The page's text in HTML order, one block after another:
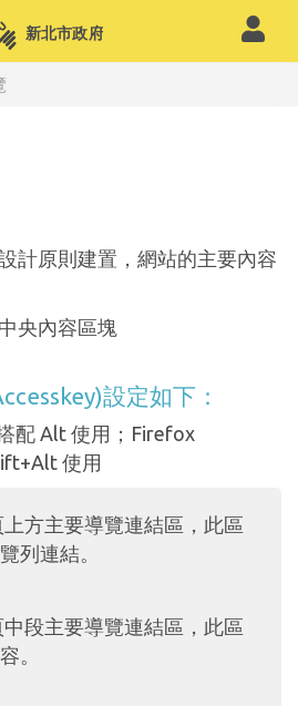
公共政策網路參與平
計原則建置，網站的主要內容
央內容區塊
設定如下：
配 Alt 使用；Firefox
使用
方主要導覽連結區，此區
列連結。
段主要導覽連結區，此區
。